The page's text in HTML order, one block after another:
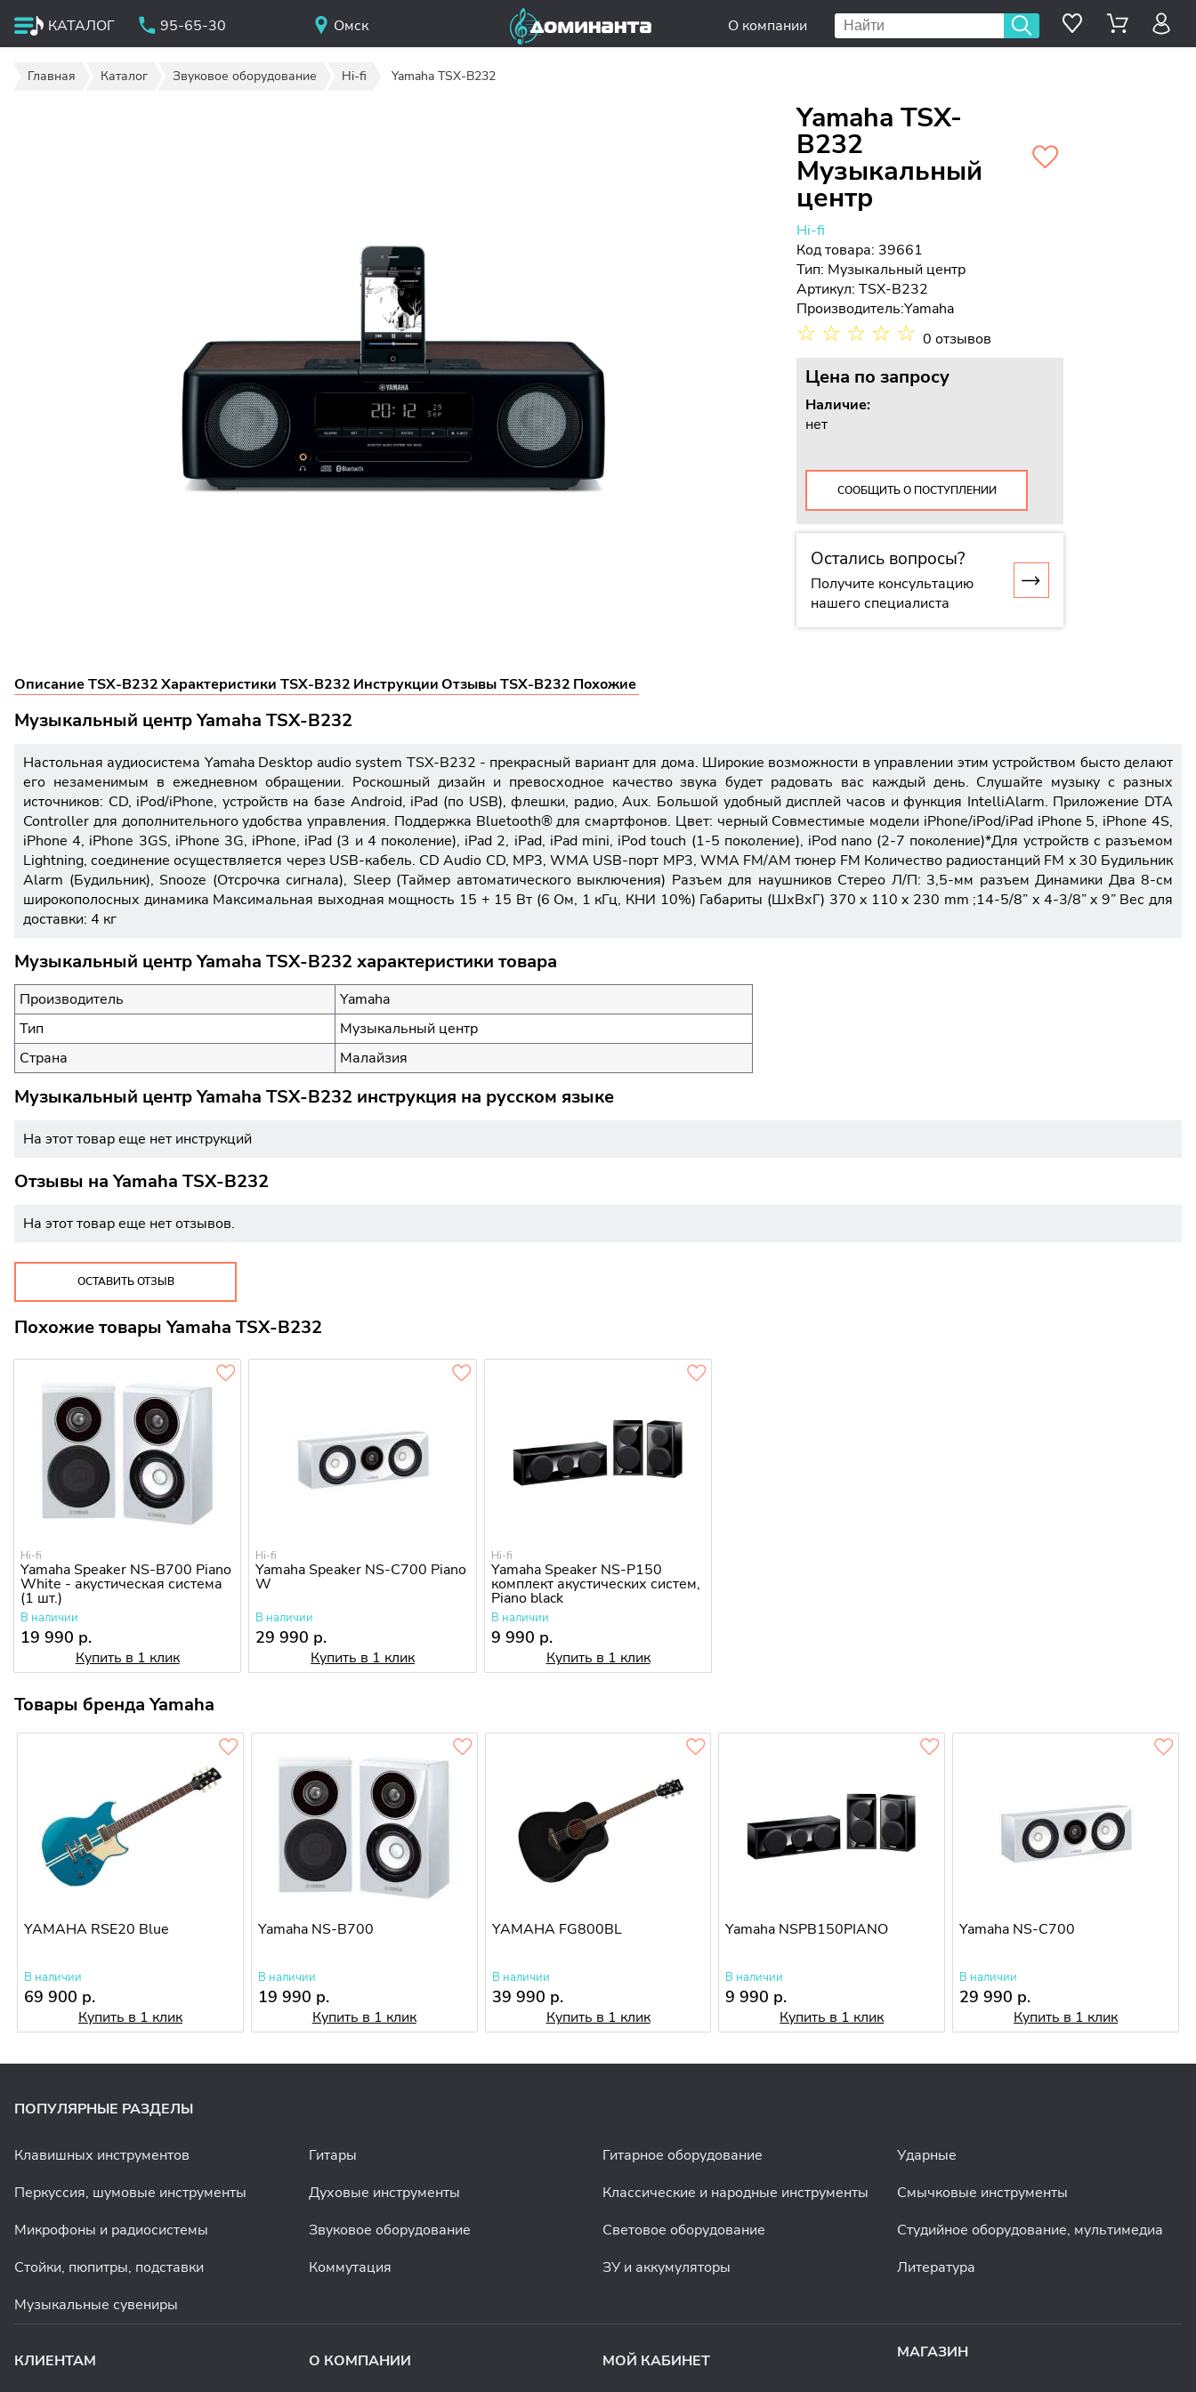
КАТАЛОГ 95-65-30 Омск О компании
Главная Каталог Звуковое оборудование Hi-fi Yamaha TSX-B232
Yamaha TSX-
B232
Музыкальный
центр
Hi-fi
Код товара: 39661
Тип: Музыкальный центр
Артикул: TSX-B232
Производитель:Yamaha
☆ ☆ ☆ ☆ ☆ 0 отзывов
Цена по запросу
Наличие:
нет
СООБЩИТЬ О ПОСТУПЛЕНИИ
Остались вопросы?
Получите консультацию
нашего специалиста
Описание TSX-B232Характеристики TSX-B232 ИнструкцииОтзывы TSX-B232 Похожие
Музыкальный центр Yamaha TSX-B232
Настольная аудиосистема Yamaha Desktop audio system TSX-B232 - прекрасный вариант для дома. Широкие возможности в управлении этим устройством бысто делают
его незаменимым в ежедневном обращении. Роскошный дизайн и превосходное качество звука будет радовать вас каждый день. Слушайте музыку с разных
источников: CD, iPod/iPhone, устройств на базе Android, iPad (по USB), флешки, радио, Aux. Большой удобный дисплей часов и функция IntelliAlarm. Приложение DTA
Controller для дополнительного удобства управления. Поддержка Bluetooth® для смартфонов. Цвет: черный Совместимые модели iPhone/iPod/iPad iPhone 5, iPhone 4S,
iPhone 4, iPhone 3GS, iPhone 3G, iPhone, iPad (3 и 4 поколение), iPad 2, iPad, iPad mini, iPod touch (1-5 поколение), iPod nano (2-7 поколение)*Для устройств с разъемом
Lightning, соединение осуществляется через USB-кабель. CD Audio CD, MP3, WMA USB-порт MP3, WMA FM/AM тюнер FM Количество радиостанций FM x 30 Будильник
Alarm (Будильник), Snooze (Отсрочка сигнала), Sleep (Таймер автоматического выключения) Разъем для наушников Стерео Л/П: 3,5-мм разъем Динамики Два 8-см
широкополосных динамика Максимальная выходная мощность 15 + 15 Вт (6 Ом, 1 кГц, КНИ 10%) Габариты (ШхВхГ) 370 x 110 x 230 mm ;14-5/8” x 4-3/8” x 9” Вес для
доставки: 4 кг
Музыкальный центр Yamaha TSX-B232 характеристики товара
Производитель
Yamaha
Тип
Музыкальный центр
Страна
Малайзия
Музыкальный центр Yamaha TSX-B232 инструкция на русском языке
На этот товар еще нет инструкций
Отзывы наYamaha TSX-B232
На этот товар еще нет отзывов.
ОСТАВИТЬ ОТЗЫВ
Похожие товары Yamaha TSX-B232
Hi-fi
Yamaha Speaker NS-B700 Piano
White - акустическая система
(1 шт.)
В наличии
19 990 р.
Купить в 1 клик
Hi-fi
Yamaha Speaker NS-C700 Piano
W
В наличии
29 990 р.
Купить в 1 клик
Hi-fi
Yamaha Speaker NS-P150
комплект акустических систем,
Piano black
В наличии
9 990 р.
Купить в 1 клик
Товары бренда Yamaha
YAMAHA RSE20 Blue
В наличии
69 900 р.
Купить в 1 клик
Yamaha NS-B700
В наличии
19 990 р.
Купить в 1 клик
YAMAHA FG800BL
В наличии
39 990 р.
Купить в 1 клик
Yamaha NSPB150PIANO
В наличии
9 990 р.
Купить в 1 клик
Yamaha NS-C700
В наличии
29 990 р.
Купить в 1 клик
ПОПУЛЯРНЫЕ РАЗДЕЛЫ
Клавишных инструментов Гитары Гитарное оборудование
Ударные
Перкуссия, шумовые инструменты
Духовые инструменты Классические и народные инструменты
Смычковые инструменты
Микрофоны и радиосистемы
Звуковое оборудование Световое оборудование
Студийное оборудование, мультимедиа
Стойки, пюпитры, подставки
Коммутация ЗУ и аккумуляторы
Литература
Музыкальные сувениры
КЛИЕНТАМ О КОМПАНИИ МОЙ КАБИНЕТ МАГАЗИН